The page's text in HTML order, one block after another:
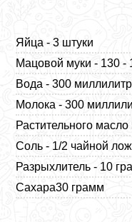
Яйца - 3 штуки
Мацовой муки - 130 -
Вода - 300
Молока - 300
Растительного
Соль - 1/2 чайной
Разрыхлитель - 10
Сахара30 грамм